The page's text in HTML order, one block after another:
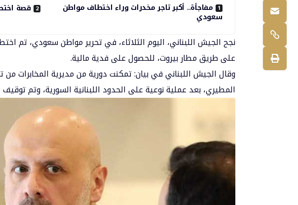
مفاجأة.. أكبر تاجر مخدرات وراء اختطاف مواطن
سعودي
قصة
نجح الجيش اللبناني، اليوم الثلاثاء، في تحرير مواطن سعودي، تم
على طريق مطار بيروت، للحصول على فدية مالية.
وقال الجيش اللبناني في بيان: تمكنت دورية من مديرية المخابرات
المطيري، بعد عملية نوعية على الحدود اللبنانية السورية، وتم